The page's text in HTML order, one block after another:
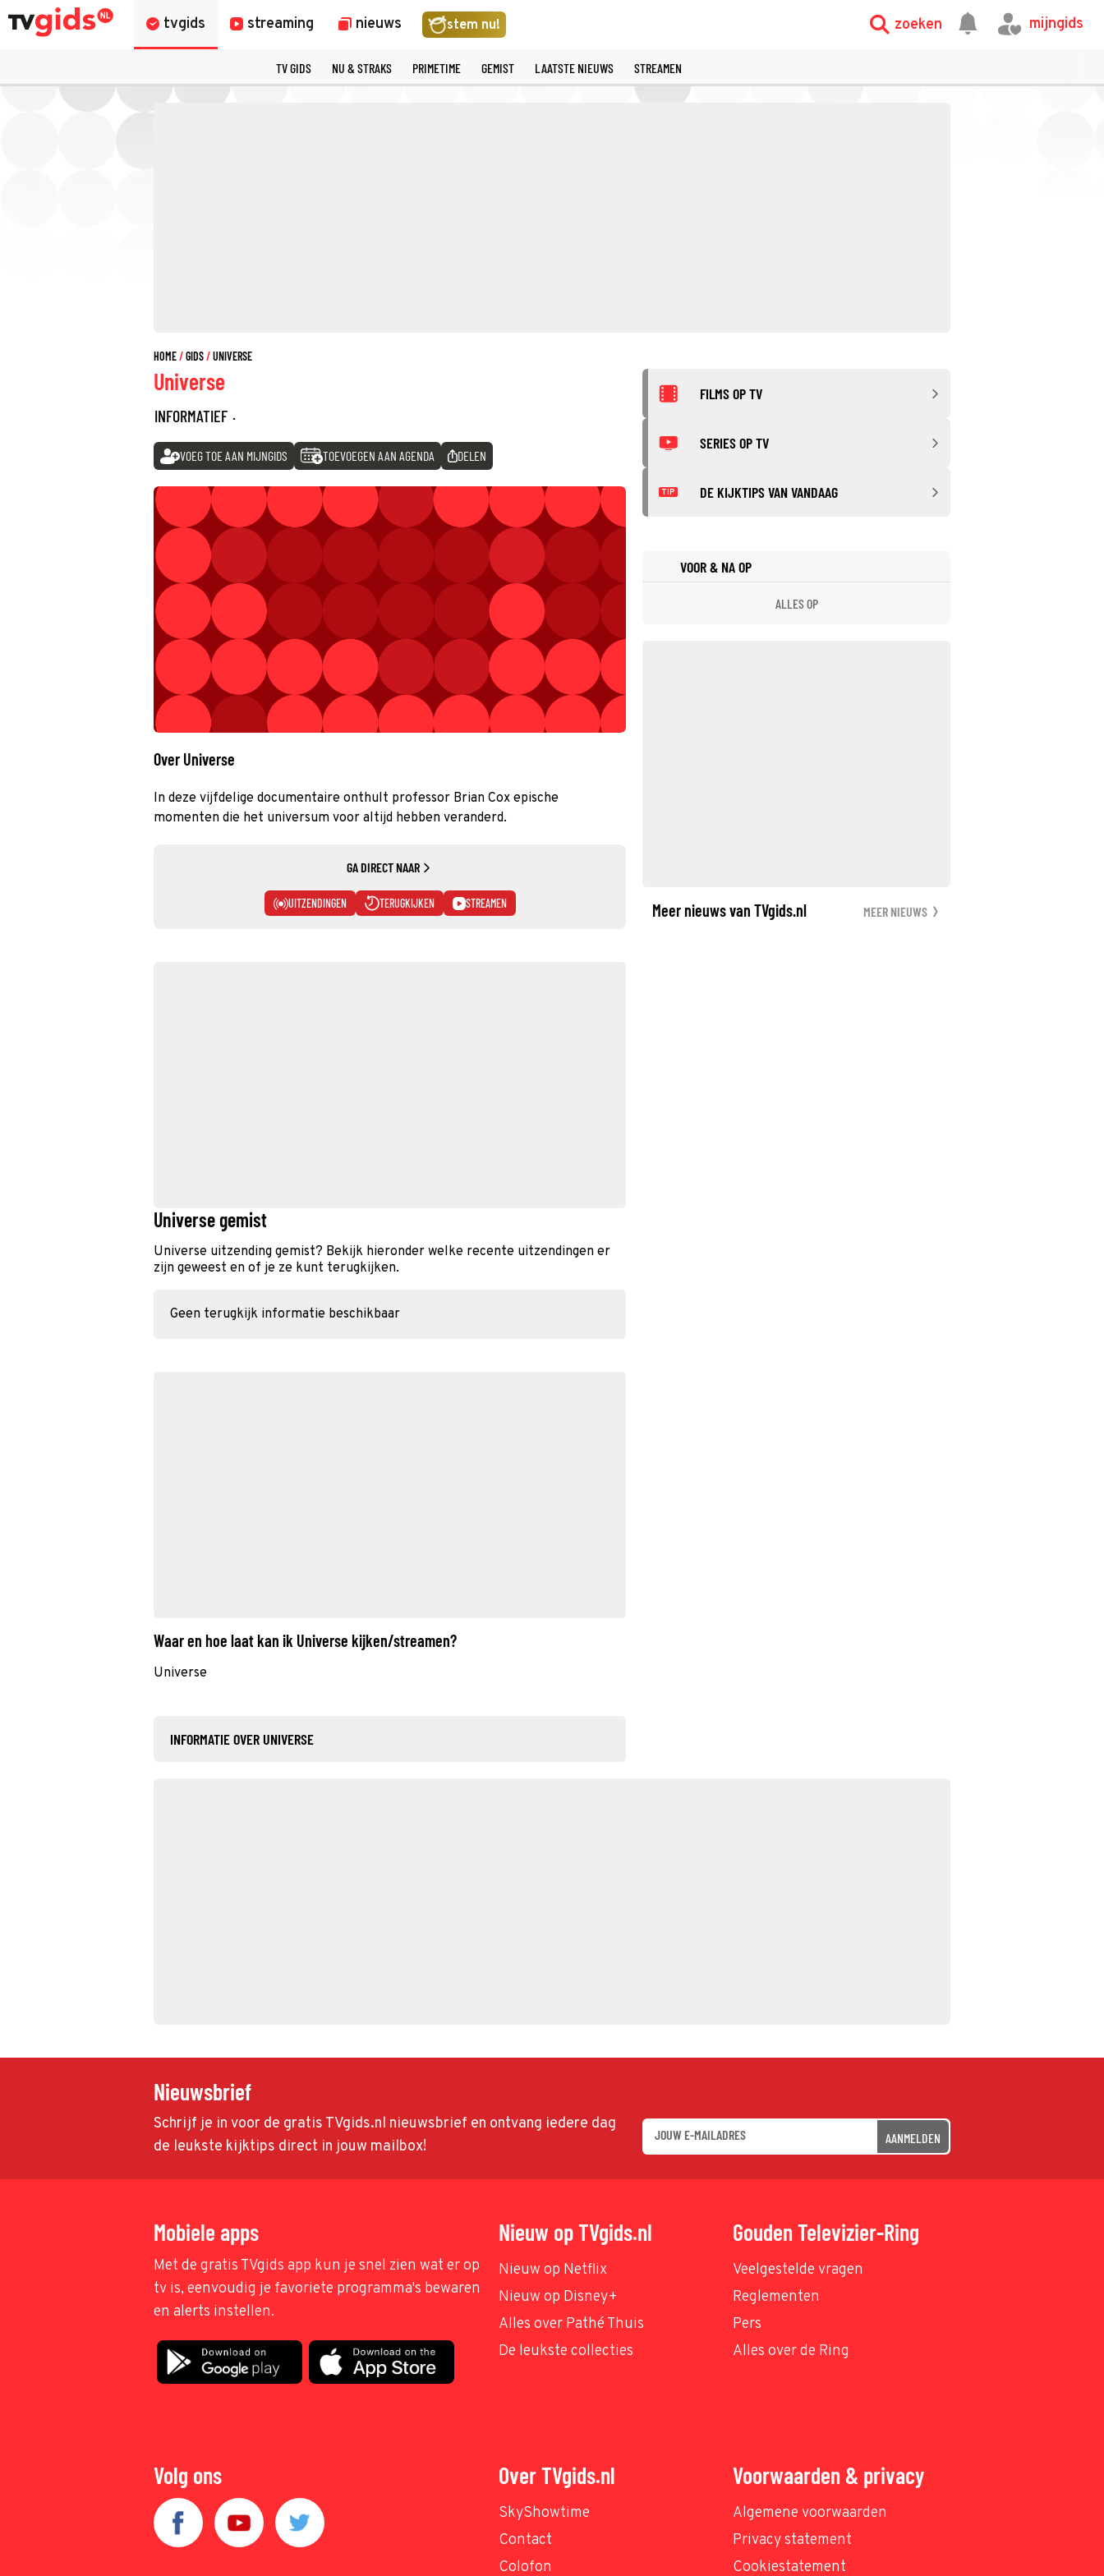
tvgids streaming nieuws stem nu! zoeken mijngids
TV GIDS NU & STRAKS PRIMETIME GEMIST LAATSTE NIEUWS STREAMEN
HOME GIDS UNIVERSE
Universe
INFORMATIEF ·
VOEG TOE AAN MIJNGIDS TOEVOEGEN AAN AGENDA DELEN
Over Universe
In deze vijfdelige documentaire onthult professor Brian Cox epische
momenten die het universum voor altijd hebben veranderd.
GA DIRECT NAAR
UITZENDINGEN TERUGKIJKEN STREAMEN
Universe gemist
Universe uitzending gemist? Bekijk hieronder welke recente uitzendingen er
zijn geweest en of je ze kunt terugkijken.
Geen terugkijk informatie beschikbaar
Waar en hoe laat kan ik Universe kijken/streamen?
Universe
INFORMATIE OVER UNIVERSE
FILMS OP TV
SERIES OP TV
TIP DE KIJKTIPS VAN VANDAAG
VOOR & NA OP
ALLES OP
Meer nieuws van TVgids.nl MEER NIEUWS
Nieuwsbrief
Schrijf je in voor de gratis TVgids.nl nieuwsbrief en ontvang iedere dag
de leukste kijktips direct in jouw mailbox!
AANMELDEN
Mobiele apps
Met de gratis TVgids app kun je snel zien wat er op
tv is, eenvoudig je favoriete programma's bewaren
en alerts instellen.
Nieuw op TVgids.nl
Nieuw op Netflix
Nieuw op Disney+
Alles over Pathé Thuis
De leukste collecties
Gouden Televizier-Ring
Veelgestelde vragen
Reglementen
Pers
Alles over de Ring
Volg ons Over TVgids.nl
SkyShowtime
Contact
Colofon
Voorwaarden & privacy
Algemene voorwaarden
Privacy statement
Cookiestatement